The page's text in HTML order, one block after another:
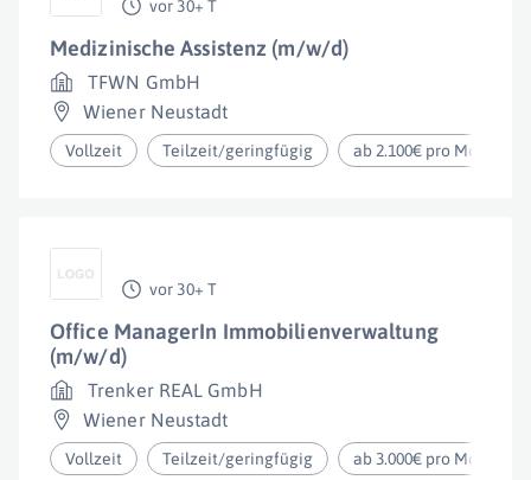
vor 30+ T
Medizinische Assistenz (m/w/d)
TFWN GmbH
Wiener Neustadt
Vollzeit Teilzeit/geringfügig ab 2.100€ pro Monat
vor 30+ T
Office ManagerIn Immobilienverwaltung
(m/w/d)
Trenker REAL GmbH
Wiener Neustadt
Vollzeit Teilzeit/geringfügig ab 3.000€ pro Monat